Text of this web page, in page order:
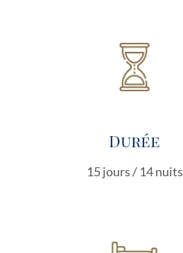
Durée
15 jours / 14 nuits